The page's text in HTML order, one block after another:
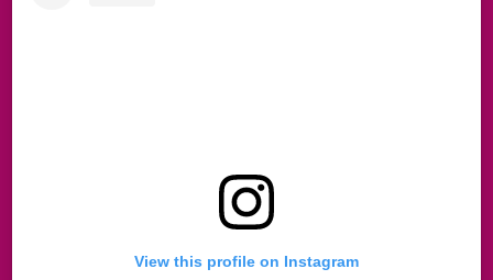
View this profile on Instagram